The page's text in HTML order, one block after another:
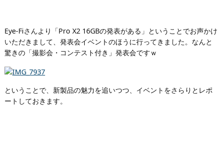
Eye-Fiさんより「Pro X2 16GBの発表がある」ということでお声かけ
いただきまして、発表会イベントのほうに行ってきました。なんと
驚きの「撮影会・コンテスト付き」発表会ですｗ
ということで、新製品の魅力を追いつつ、イベントをさらりとレポ
ートしておきます。